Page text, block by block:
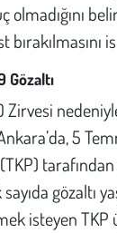
olmadığını
bırakılmasını
Gözaltı
Zirvesi
5
gözaltı
isteyen